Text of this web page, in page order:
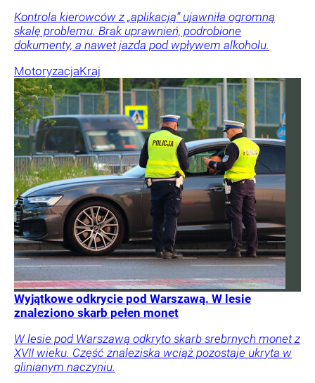
Kontrola kierowców z „aplikacją” ujawniła ogromną
skalę problemu. Brak uprawnień, podrobione
dokumenty, a nawet jazda pod wpływem alkoholu.
MotoryzacjaKraj
Wyjątkowe odkrycie pod Warszawą. W lesie
znaleziono skarb pełen monet
W lesie pod Warszawą odkryto skarb srebrnych monet z
XVII wieku. Część znaleziska wciąż pozostaje ukryta w
glinianym naczyniu.